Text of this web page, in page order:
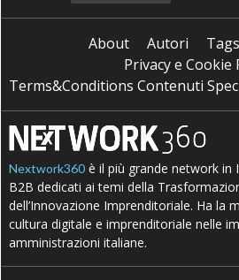
About Autori Tags
Privacy e Cookie
Terms&Conditions Contenuti
Nextwork360 è il più grande network in
B2B dedicati ai temi della
dell’Innovazione Imprenditoriale. Ha la
cultura digitale e imprenditoriale nelle
amministrazioni italiane.